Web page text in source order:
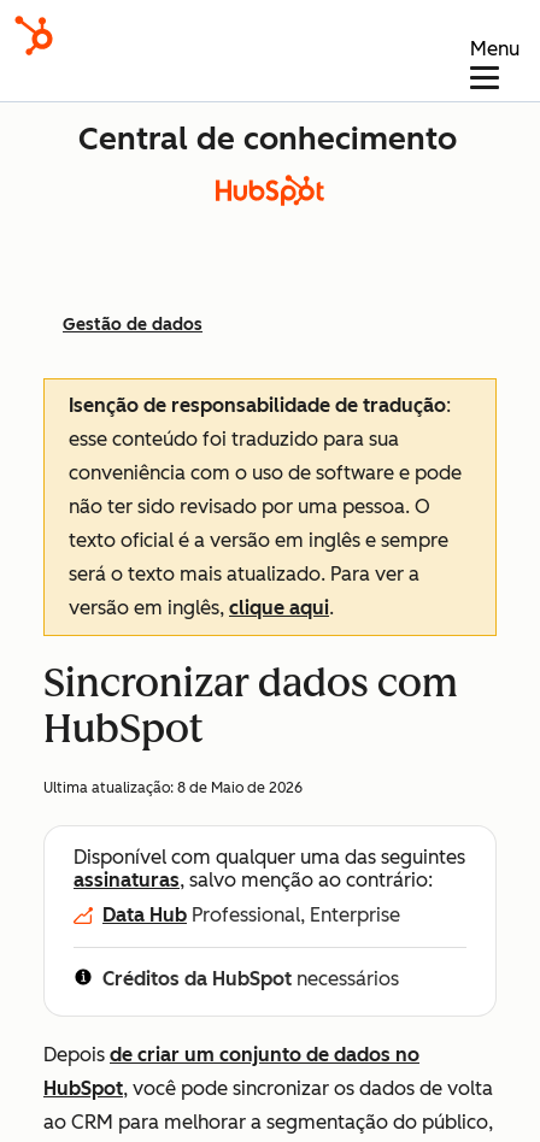
Menu
Central de conhecimento
Gestão de dados
Isenção de responsabilidade de tradução:
esse conteúdo foi traduzido para sua
conveniência com o uso de software e pode
não ter sido revisado por uma pessoa. O
texto oficial é a versão em inglês e sempre
será o texto mais atualizado. Para ver a
versão em inglês, clique aqui.
Sincronizar dados com
HubSpot
Ultima atualização: 8 de Maio de 2026
Disponível com qualquer uma das seguintes
assinaturas, salvo menção ao contrário:
Data Hub Professional, Enterprise
Créditos da HubSpot necessários
Depois de criar um conjunto de dados no
HubSpot, você pode sincronizar os dados de volta
ao CRM para melhorar a segmentação do público,